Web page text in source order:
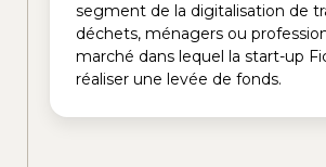
segment de la digitalisation de
déchets, ménagers ou
marché dans lequel la start-up
réaliser une levée de fonds.